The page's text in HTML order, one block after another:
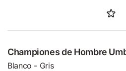
Championes de Hombre
Blanco - Gris